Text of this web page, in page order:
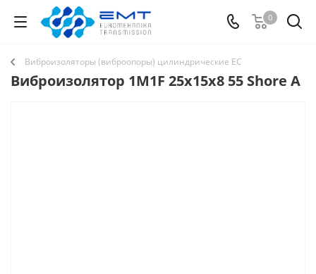
0
Виброизоляторы (виброопоры) цилиндрические EC
Виброизолятор 1M1F 25x15x8 55 Shore A